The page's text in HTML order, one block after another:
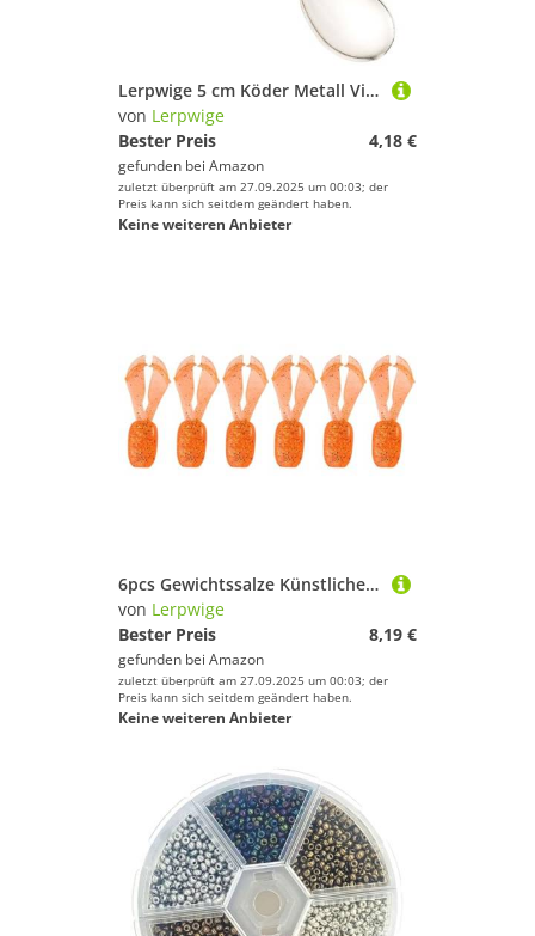
Lerpwige 5 cm Köder Metall Vib Sinken Fischereilöffel Walleye Jigging Spinner Tackle
von Lerpwige
Bester Preis
4,18 €
gefunden bei Amazon
zuletzt überprüft am 27.09.2025 um 00:03; der
Preis kann sich seitdem geändert haben.
Keine weiteren Anbieter
6pcs Gewichtssalze Künstliche Köder Weiche Köder Multiple Farbe Leichte Gewicht Für Frischwater Salzwasserfischerei Schwanzstörungen
von Lerpwige
Bester Preis
8,19 €
gefunden bei Amazon
zuletzt überprüft am 27.09.2025 um 00:03; der
Preis kann sich seitdem geändert haben.
Keine weiteren Anbieter